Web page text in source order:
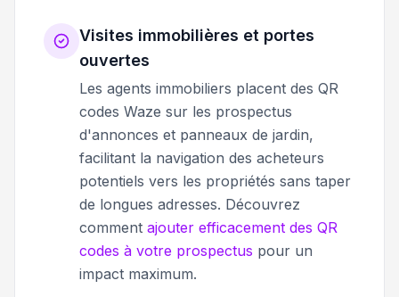
Visites immobilières et portes
ouvertes
Les agents immobiliers placent des QR
codes Waze sur les prospectus
d'annonces et panneaux de jardin,
facilitant la navigation des acheteurs
potentiels vers les propriétés sans taper
de longues adresses. Découvrez
comment ajouter efficacement des QR
codes à votre prospectus pour un
impact maximum.